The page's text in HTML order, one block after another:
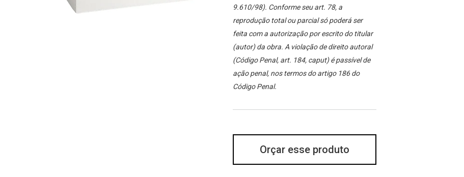
9.610/98). Conforme seu art. 78, a
reprodução total ou parcial só poderá ser
feita com a autorização por escrito do titular
(autor) da obra. A violação de direito autoral
(Código Penal, art. 184, caput) é passível de
ação penal, nos termos do artigo 186 do
Código Penal.
Orçar esse produto